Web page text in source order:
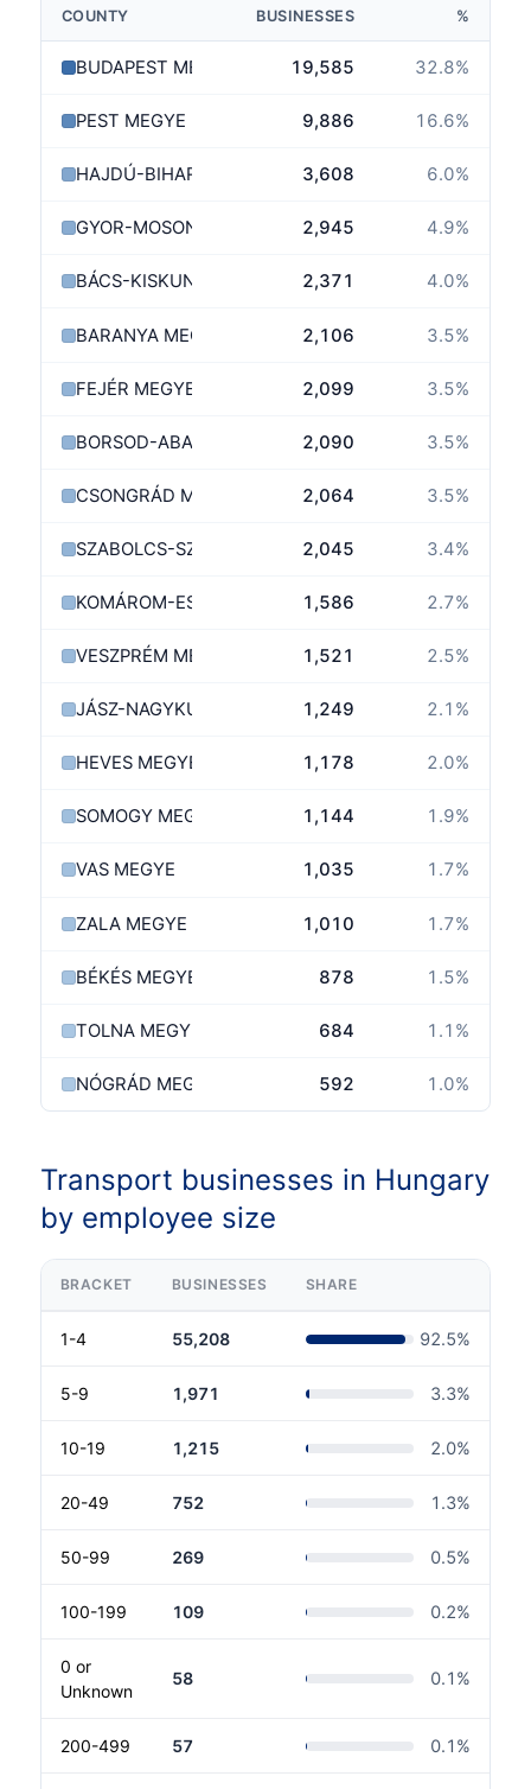
COUNTY BUSINESSES %
BUDAPEST MEGYE 19,585 32.8%
PEST MEGYE 9,886 16.6%
HAJDÚ-BIHAR MEGYE 3,608 6.0%
GYOR-MOSON-SOPRON MEGYE
2,945 4.9%
BÁCS-KISKUN MEGYE 2,371 4.0%
BARANYA MEGYE 2,106 3.5%
FEJÉR MEGYE 2,099 3.5%
BORSOD-ABAÚJ-ZEMPLÉN MEGYE
2,090 3.5%
CSONGRÁD MEGYE 2,064 3.5%
SZABOLCS-SZATMÁR-BEREG MEGYE
2,045 3.4%
KOMÁROM-ESZTERGOM MEGYE
1,586 2.7%
VESZPRÉM MEGYE 1,521 2.5%
JÁSZ-NAGYKUN-SZOLNOK MEGYE
1,249 2.1 %
HEVES MEGYE 1,178 2.0%
SOMOGY MEGYE 1,144 1.9%
VAS MEGYE 1,035 1.7%
ZALA MEGYE 1,010 1.7%
BÉKÉS MEGYE 878 1.5%
TOLNA MEGYE 684 1.1 %
NÓGRÁD MEGYE 592 1.0%
Transport businesses in Hungary
by employee size
BRACKET BUSINESSES SHARE
1-4 55,208 92.5%
5-9 1,971 3.3%
10-19 1,215 2.0%
20-49 752 1.3%
50-99 269 0.5%
100-199 109 0.2%
0 or
Unknown
58 0.1 %
200-499 57 0.1 %